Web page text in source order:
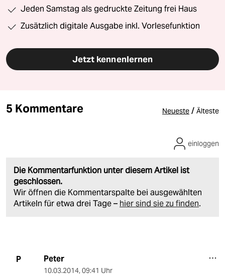
Jeden Samstag als gedruckte Zeitung frei Haus
Zusätzlich digitale Ausgabe inkl. Vorlesefunktion
Jetzt kennenlernen
5 Kommentare Neueste / Älteste
Die Kommentarfunktion unter diesem Artikel ist
geschlossen.
Wir öffnen die Kommentarspalte bei ausgewählten
Artikeln für etwa drei Tage – hier sind sie zu finden.
einloggen
P Peter
10.03.2014, 09:41 Uhr